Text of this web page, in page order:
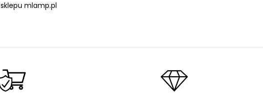
sklepu mlamp.pl